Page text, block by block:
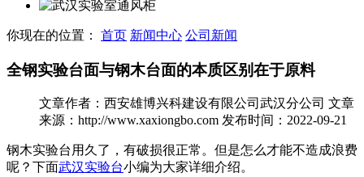
你现在的位置： 首页 新闻中心 公司新闻
全钢实验台面与钢木台面的本质区别在于原料
文章作者：西安雄博兴科建设有限公司武汉分公司 文章
来源：http://www.xaxiongbo.com 发布时间：2022-09-21
钢木实验台用久了，有破损很正常。但是怎么才能不造成浪费
呢？下面武汉实验台小编为大家详细介绍。